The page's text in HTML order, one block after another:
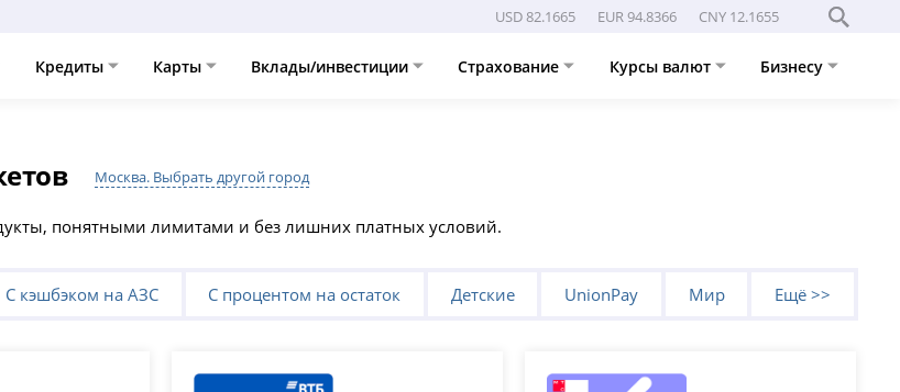
USD 82.1665 EUR 94.8366 CNY 12.1655
Кредиты Карты Вклады/инвестиции Страхование Курсы валют Бизнесу
Москва. Выбрать другой город
понятными лимитами и без лишних платных условий.
С кэшбэком на АЗС С процентом на остаток Детские UnionPay Мир Ещё >>